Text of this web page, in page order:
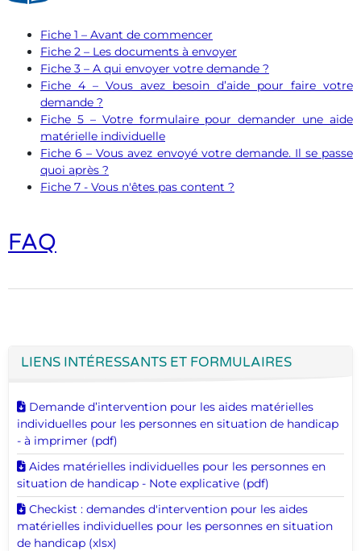
Fiche 1 – Avant de commencer
Fiche 2 – Les documents à envoyer
Fiche 3 – A qui envoyer votre demande ?
Fiche 4 – Vous avez besoin d’aide pour faire votre
demande ?
Fiche 5 – Votre formulaire pour demander une aide
matérielle individuelle
Fiche 6 – Vous avez envoyé votre demande. Il se passe
quoi après ?
Fiche 7 - Vous n'êtes pas content ?
FAQ
LIENS INTÉRESSANTS ET FORMULAIRES
Télécharger ce document
Demande d’intervention pour les aides matérielles
individuelles pour les personnes en situation de handicap
- à imprimer (pdf)
Télécharger ce document
Aides matérielles individuelles pour les personnes en
situation de handicap - Note explicative (pdf)
Télécharger ce document
Checkist : demandes d'intervention pour les aides
matérielles individuelles pour les personnes en situation
de handicap (xlsx)